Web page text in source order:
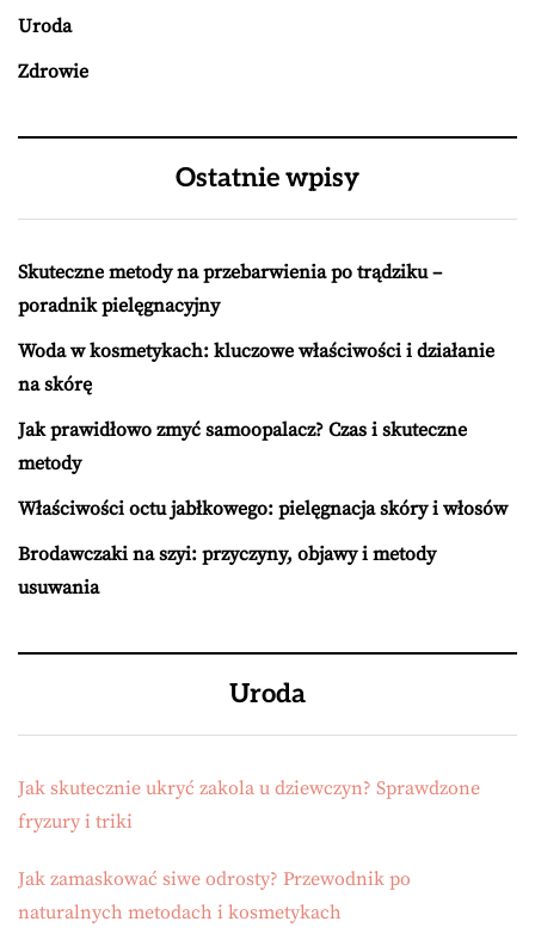
Uroda
Zdrowie
Ostatnie wpisy
Skuteczne metody na przebarwienia po trądziku –
poradnik pielęgnacyjny
Woda w kosmetykach: kluczowe właściwości i działanie
na skórę
Jak prawidłowo zmyć samoopalacz? Czas i skuteczne
metody
Właściwości octu jabłkowego: pielęgnacja skóry i włosów
Brodawczaki na szyi: przyczyny, objawy i metody
usuwania
Uroda
Jak skutecznie ukryć zakola u dziewczyn? Sprawdzone
fryzury i triki
Jak zamaskować siwe odrosty? Przewodnik po
naturalnych metodach i kosmetykach